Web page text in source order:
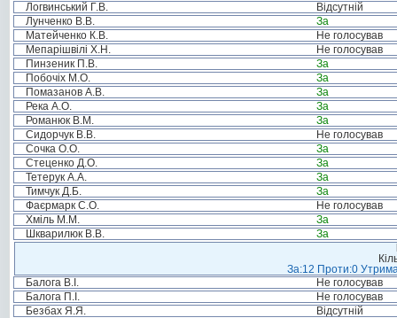
Логвинський Г.В.
Відсутній
Лунченко В.В.
За
Матейченко К.В.
Не голосував
Мепарішвілі Х.Н.
Не голосував
Пинзеник П.В.
За
Побочіх М.О.
За
Помазанов А.В.
За
Река А.О.
За
Романюк В.М.
За
Сидорчук В.В.
Не голосував
Сочка О.О.
За
Стеценко Д.О.
За
Тетерук А.А.
За
Тимчук Д.Б.
За
Фаєрмарк С.О.
Не голосував
Хміль М.М.
За
Шкварилюк В.В.
За
За:12 Проти:0
Балога В.І.
Не голосував
Балога П.І.
Не голосував
Безбах Я.Я.
Відсутній